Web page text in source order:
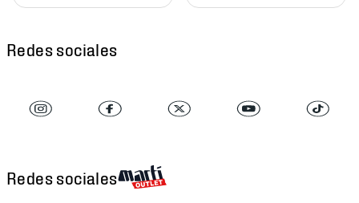
Redes sociales
Redes sociales